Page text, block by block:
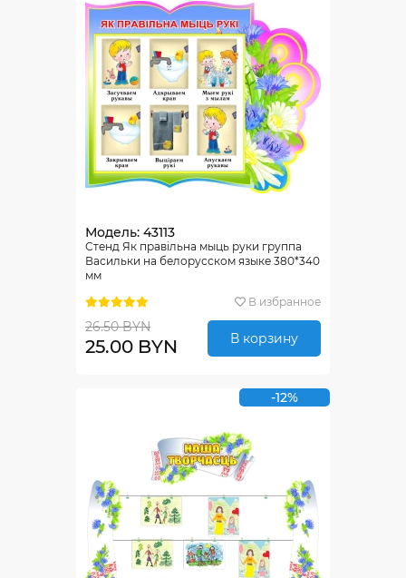
Модель: 43113
Стенд Як правiльна мыць руки группа
Васильки на белорусском языке 380*340
мм
В избранное
26.50 BYN
25.00 BYN В корзину
-12%